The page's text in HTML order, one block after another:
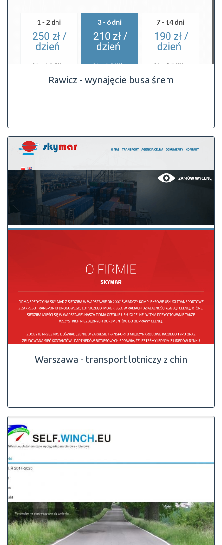
Rawicz - wynajęcie busa śrem
Warszawa - transport lotniczy z chin